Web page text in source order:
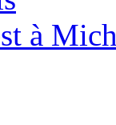
à